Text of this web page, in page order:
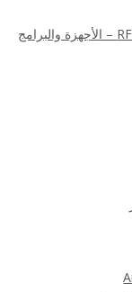
الرئيسيةأدوات تطوير كاتب قارئ RFID NFC – الأجهزة والبرامج